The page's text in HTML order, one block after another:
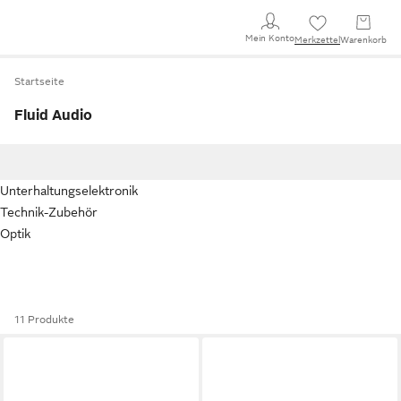
Mein KontoMerkzettel Warenkorb
Startseite
Fluid Audio
Unterhaltungselektronik
Technik-Zubehör
Optik
11 Produkte